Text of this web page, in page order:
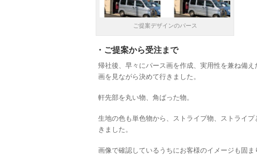
ご提案デザインのパース
・ご提案から受注まで
帰社後、早々にパース画を作成、実用性を兼ね備
画を見ながら決めて行きました。
軒先部を丸い物、角ばった物。
生地の色も単色物から、ストライプ物、ストライ
きました。
画像で確認しているうちにお客様のイメージも固